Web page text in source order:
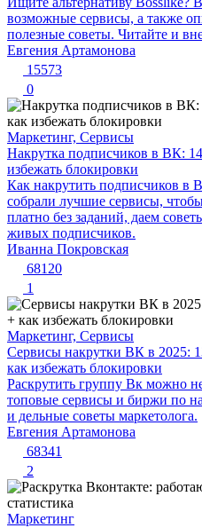
возможные сервисы, а также
полезные советы. Читайте и
Евгения Артамонова
15573
0
Маркетинг, Сервисы
Накрутка подписчиков в ВК:
избежать блокировки
Как накрутить подписчиков в
собрали лучшие сервисы,
платно без заданий, даем
живых подписчиков.
Иванна Покровская
68120
1
Маркетинг, Сервисы
Сервисы накрутки ВК в 2025:
как избежать блокировки
Раскрутить группу Вк можно
топовые сервисы и биржи по
и дельные советы маркетолога.
Евгения Артамонова
68341
2
Маркетинг